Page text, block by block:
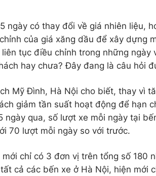
ngày có thay đổi về giá nhiên liệu,
của giá xăng dầu để xây dựng
tục điều chỉnh trong những ngày
hay chưa? Đây đang là câu hỏi
Mỹ Đình, Hà Nội cho biết, thay vì
giảm tần suất hoạt động để hạn
ngày qua, số lượt xe mỗi ngày tại
70 lượt mỗi ngày so với trước.
chỉ có 3 đơn vị trên tổng số 180
cả các bến xe ở Hà Nội, hiện mới